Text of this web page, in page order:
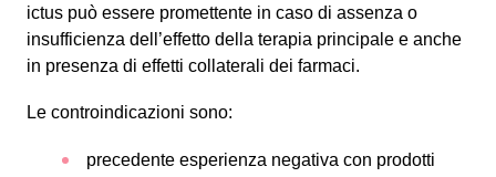
ictus può essere promettente in caso di assenza o
insufficienza dell’effetto della terapia principale e anche
in presenza di effetti collaterali dei farmaci.
Le controindicazioni sono:
precedente esperienza negativa con prodotti